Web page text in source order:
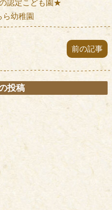
認定こども園★
ら幼稚園
前の記事
投稿